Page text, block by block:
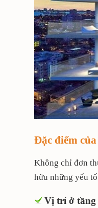
Đặc điểm của
Không chỉ đơn
hữu những yếu
Vị trí ở tầng